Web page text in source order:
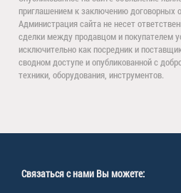
приглашением к заключению договорных
Администрация сайта не несет
сделки между продавцом и покупателем
исключительно как посредник и
сводном доступе и опубликованной с
техники, оборудования, инструментов.
Связаться с нами Вы можете: